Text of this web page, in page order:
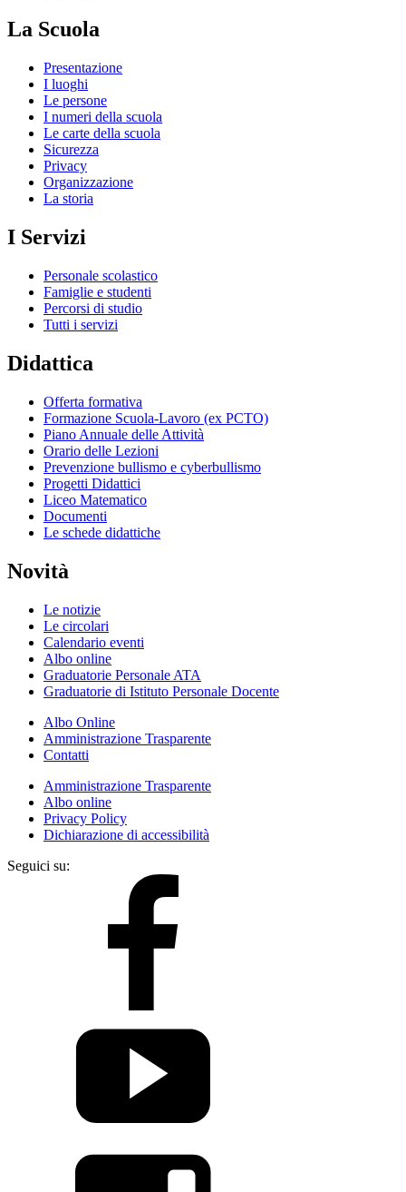
La Scuola
Presentazione
I luoghi
Le persone
I numeri della scuola
Le carte della scuola
Sicurezza
Privacy
Organizzazione
La storia
I Servizi
Personale scolastico
Famiglie e studenti
Percorsi di studio
Tutti i servizi
Didattica
Offerta formativa
Formazione Scuola-Lavoro (ex PCTO)
Piano Annuale delle Attività
Orario delle Lezioni
Prevenzione bullismo e cyberbullismo
Progetti Didattici
Liceo Matematico
Documenti
Le schede didattiche
Novità
Le notizie
Le circolari
Calendario eventi
Albo online
Graduatorie Personale ATA
Graduatorie di Istituto Personale Docente
Albo Online
Amministrazione Trasparente
Contatti
Amministrazione Trasparente
Albo online
Privacy Policy
Dichiarazione di accessibilità
Seguici su: